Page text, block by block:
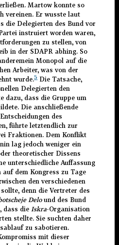
Martow konnte so
vereinen. Er wusste laut
die Delegierten des Bund vor
instruiert worden waren,
zu stellen, von
in der SDAPR abhing. So
Monopol auf die
Arbeiter, was von der
wurde.5Die Tatsache,
Delegierten den
dazu, dass die Gruppe um
Die anschließende
des
führte letztendlich zur
Fraktionen. Dem Konflikt
lag jedoch weniger ein
theoretischer Dissens
unterschiedliche Auffassung
dem Kongress zu Tage
den verschiedenen
denn die Vertreter des
Delound des Bund
dass die Iskra-Organisation
stellte. Sie suchten daher
zu sabotieren.
mit dieser